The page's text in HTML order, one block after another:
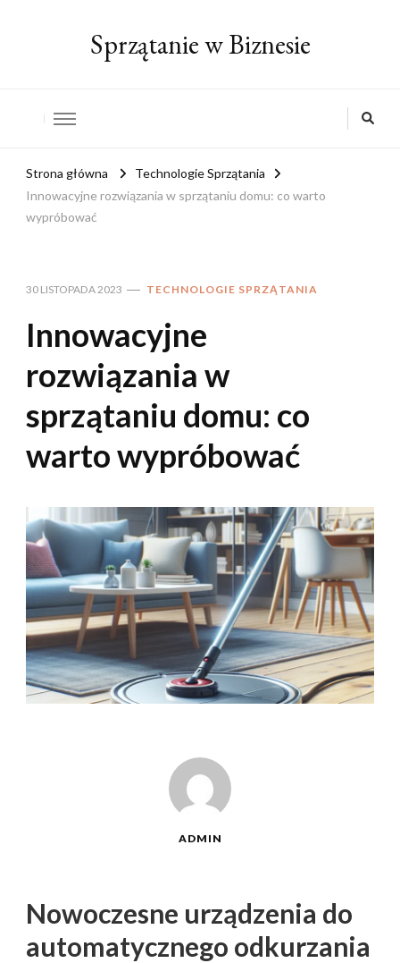
Sprzątanie w Biznesie
Strona główna
Technologie Sprzątania
Innowacyjne rozwiązania w sprzątaniu domu: co warto
wypróbować
30 LISTOPADA 2023 TECHNOLOGIE SPRZĄTANIA
Innowacyjne
rozwiązania w
sprzątaniu domu: co
warto wypróbować
ADMIN
Nowoczesne urządzenia do
automatycznego odkurzania